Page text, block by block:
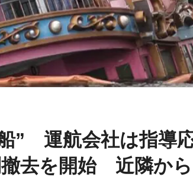
” 運航会社は指導
去を開始 近隣か